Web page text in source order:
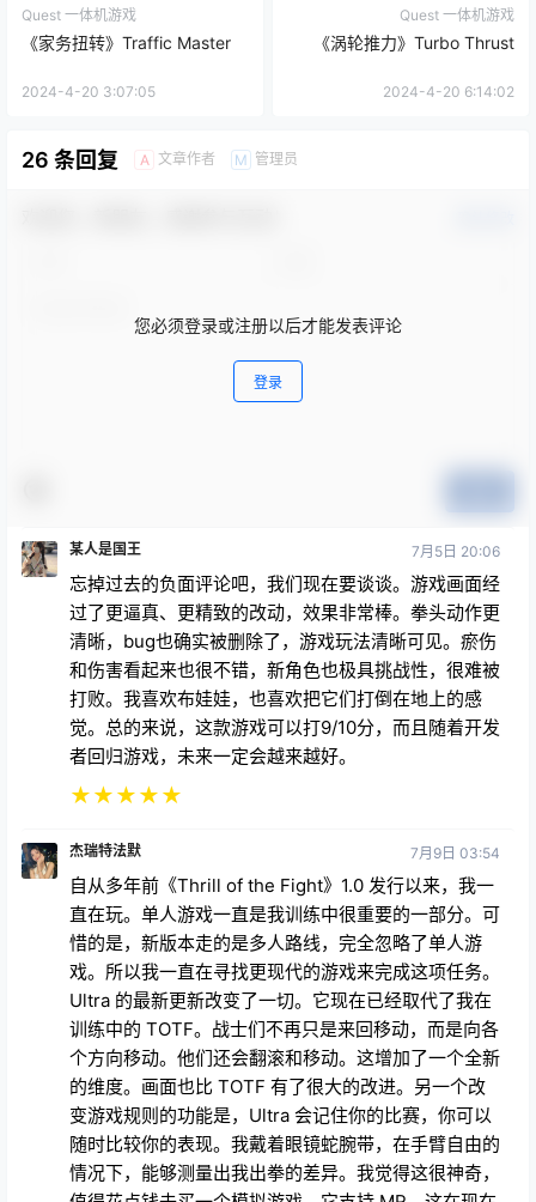
Quest 一体机游戏
《家务扭转》Traffic Master
2024-4-20 3:07:05
Quest 一体机游戏
《涡轮推力》Turbo Thrust
2024-4-20 6:14:02
26 条回复 A 文章作者 M 管理员
您必须登录或注册以后才能发表评论
登录
某人是国王 7月5日 20:06
忘掉过去的负面评论吧，我们现在要谈谈。游戏画面经
过了更逼真、更精致的改动，效果非常棒。拳头动作更
清晰，bug也确实被删除了，游戏玩法清晰可见。瘀伤
和伤害看起来也很不错，新角色也极具挑战性，很难被
打败。我喜欢布娃娃，也喜欢把它们打倒在地上的感
觉。总的来说，这款游戏可以打9/10分，而且随着开发
者回归游戏，未来一定会越来越好。
★★★★★
杰瑞特法默 7月9日 03:54
自从多年前《Thrill of the Fight》1.0 发行以来，我一
直在玩。单人游戏一直是我训练中很重要的一部分。可
惜的是，新版本走的是多人路线，完全忽略了单人游
戏。所以我一直在寻找更现代的游戏来完成这项任务。
Ultra 的最新更新改变了一切。它现在已经取代了我在
训练中的 TOTF。战士们不再只是来回移动，而是向各
个方向移动。他们还会翻滚和移动。这增加了一个全新
的维度。画面也比 TOTF 有了很大的改进。另一个改
变游戏规则的功能是，Ultra 会记住你的比赛，你可以
随时比较你的表现。我戴着眼镜蛇腕带，在手臂自由的
情况下，能够测量出我出拳的差异。我觉得这很神奇，